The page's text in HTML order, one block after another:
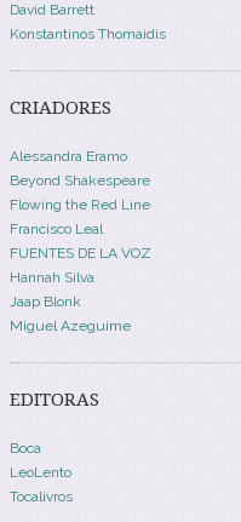
David Barrett
Konstantinos Thomaidis
CRIADORES
Alessandra Eramo
Beyond Shakespeare
Flowing the Red Line
Francisco Leal
FUENTES DE LA VOZ
Hannah Silva
Jaap Blonk
Miguel Azeguime
EDITORAS
Boca
LeoLento
Tocalivros